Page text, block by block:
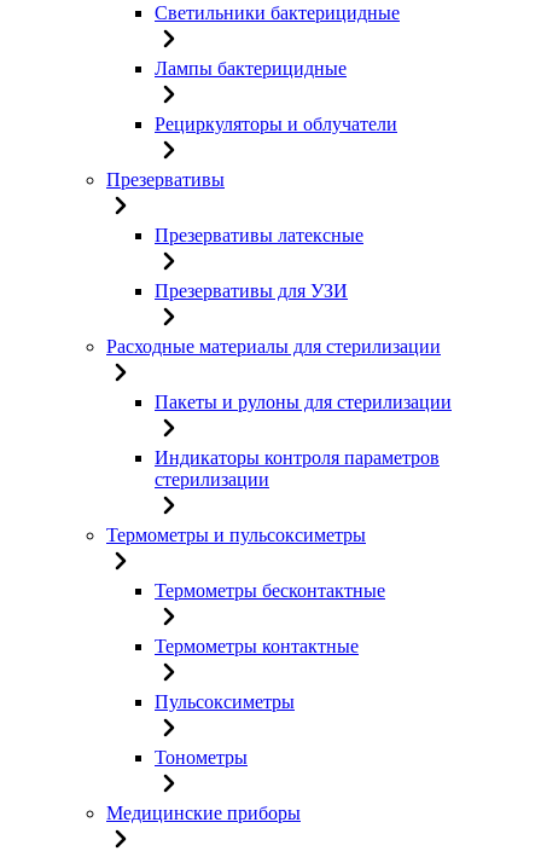
Светильники бактерицидные
Лампы бактерицидные
Рециркуляторы и облучатели
Презервативы
Презервативы латексные
Презервативы для УЗИ
Расходные материалы для стерилизации
Пакеты и рулоны для стерилизации
Индикаторы контроля параметров
стерилизации
Термометры и пульсоксиметры
Термометры бесконтактные
Термометры контактные
Пульсоксиметры
Тонометры
Медицинские приборы